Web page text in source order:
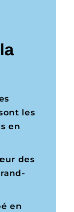
les
en
des
en